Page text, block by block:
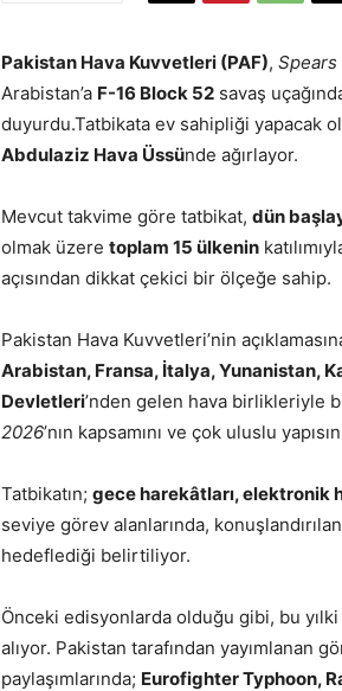
Pakistan Hava Kuvvetleri (PAF),
Arabistan’a F-16 Block 52 savaş
duyurdu.Tatbikata ev sahipliği yapacak
Abdulaziz Hava Üssünde ağırlayor.
Mevcut takvime göre tatbikat, dün
olmak üzere toplam 15 ülkenin
açısından dikkat çekici bir ölçeğe sahip.
Pakistan Hava Kuvvetleri’nin
Arabistan, Fransa, İtalya, Yunanistan,
Devletleri’nden gelen hava birlikleriyle
2026’nın kapsamını ve çok uluslu
Tatbikatın; gece harekâtları, elektronik
seviye görev alanlarında,
hedeflediği belirtiliyor.
Önceki edisyonlarda olduğu gibi, bu
alıyor. Pakistan tarafından yayımlanan
paylaşımlarında; Eurofighter Typhoon,